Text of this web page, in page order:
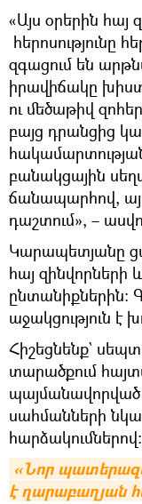
«Այս օրերին հայ
հերոսությունը
զգացում են
իրավիճակը
ու մեծաթիվ
բայց դրանցից
բանակցային
ճանապարհով,
դաշտում», –
Կարապետյանը
հայ զինվորների
ընտանիքներին։
աջակցություն է
Հիշեցնենք`
տարածքում
սահմանների
հարձակումներով։
«Նոր
է ղարաբաղյան